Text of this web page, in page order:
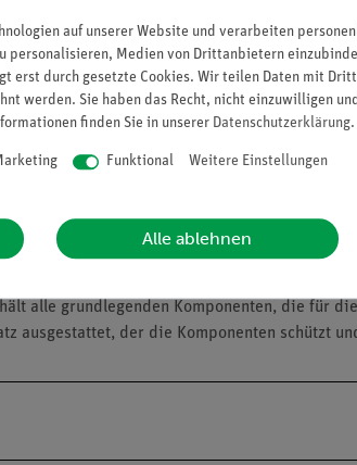
Kräfte und Flüssigkeiten und Gasen.
einfache Durchführung der Experimente
abgedeckt.
und stabil.
Nachvollziehen von mechanischen
alle grundlegenden Komponenten, die für
ausgestattet, der die Komponenten schützt
auf unserer Website und verarbeiten
personalisieren, Medien von Drittanbietern
erst durch gesetzte Cookies. Wir teilen Daten mit
werden. Sie haben das Recht, nicht einzuwilligen
finden Sie in unserer Daten­schutz­erklärung.
Funktional Weitere Einstellungen
Alle ablehnen